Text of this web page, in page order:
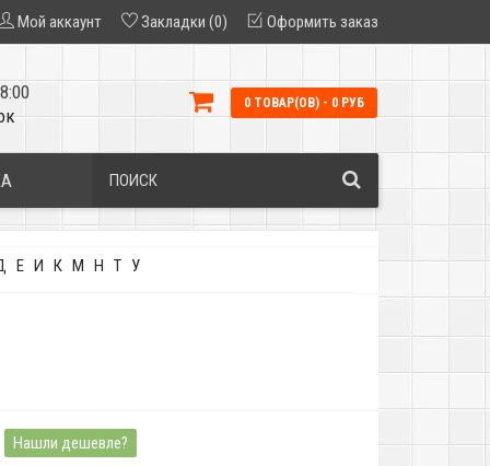
Мой аккаунт Закладки (0) Оформить заказ
0 ТОВАР(ОВ) - 0 РУБ
Е И К М Н Т У
Нашли дешевле?